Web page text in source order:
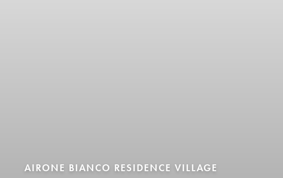
AIRONE BIANCO RESIDENCE VILLAGE